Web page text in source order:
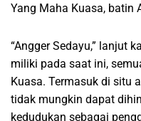
Yang Maha Kuasa, batin
“Angger Sedayu,” lanjut
miliki pada saat ini,
Kuasa. Termasuk di situ
tidak mungkin dapat
kedudukan sebagai